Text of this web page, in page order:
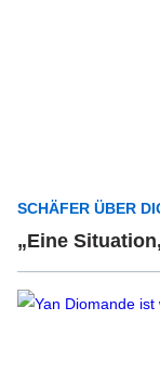
SCHÄFER ÜBER
„Eine